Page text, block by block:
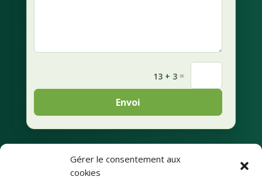
Gérer le consentement aux
cookies
13 + 3 =
Envoi
Mentions légales